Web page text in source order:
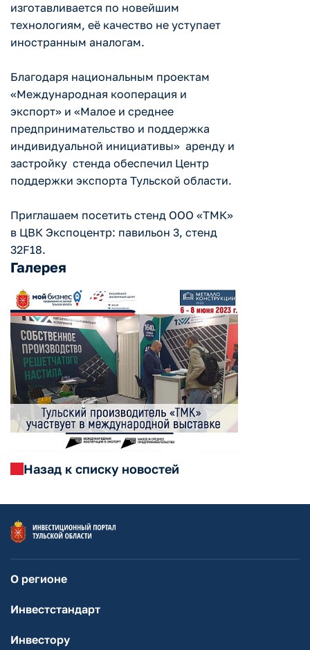
изготавливается по новейшим
технологиям, её качество не уступает
иностранным аналогам.
Благодаря национальным проектам
«Международная кооперация и
экспорт» и «Малое и среднее
предпринимательство и поддержка
индивидуальной инициативы» аренду и
застройку стенда обеспечил Центр
поддержки экспорта Тульской области.
Приглашаем посетить стенд ООО «ТМК»
в ЦВК Экспоцентр: павильон 3, стенд
32F18.
Галерея
Назад к списку новостей
О регионе
Инвестстандарт
Инвестору